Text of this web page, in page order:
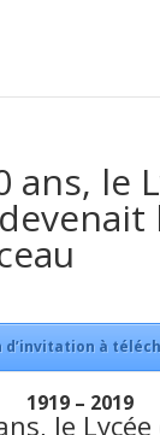
ans, le
d’invitation à
1919 – 2019
le